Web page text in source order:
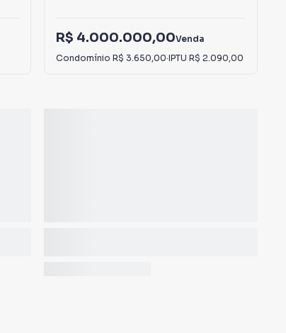
R$ 4.000.000,00Venda
Condomínio R$ 3.650,00·IPTU R$ 2.090,00